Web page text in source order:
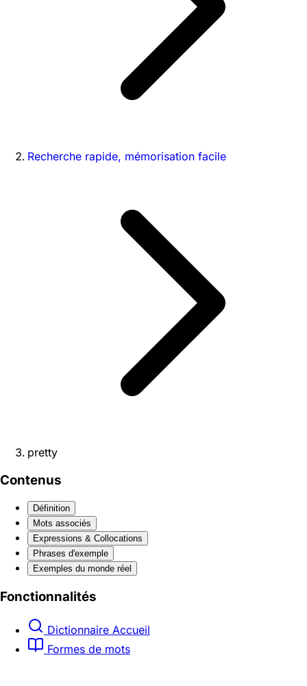
Recherche rapide, mémorisation facile
pretty
Contenus
Définition
Mots associés
Expressions & Collocations
Phrases d'exemple
Exemples du monde réel
Fonctionnalités
Dictionnaire Accueil
Formes de mots